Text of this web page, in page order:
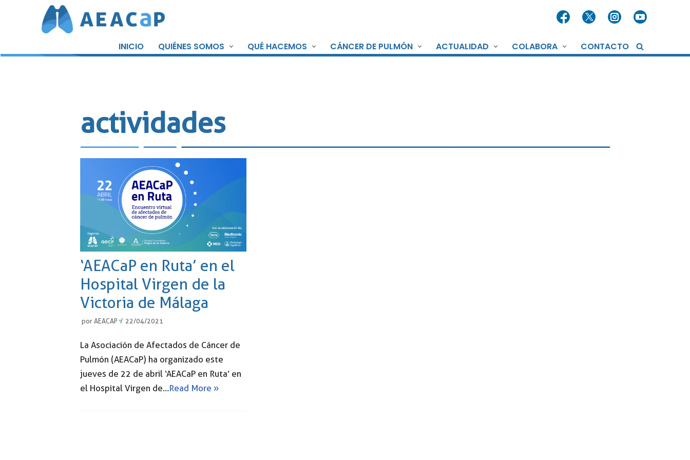
contenido
INICIO QUIÉNES SOMOS QUÉ HACEMOS CÁNCER DE PULMÓN ACTUALIDAD COLABORA CONTACTO
actividades
‘AEACaP en Ruta’ en el
Hospital Virgen de la
Victoria de Málaga
por AEACAP 22/04/2021
La Asociación de Afectados de Cáncer de
Pulmón (AEACaP) ha organizado este
jueves de 22 de abril ‘AEACaP en Ruta’ en
el Hospital Virgen de…Read More »